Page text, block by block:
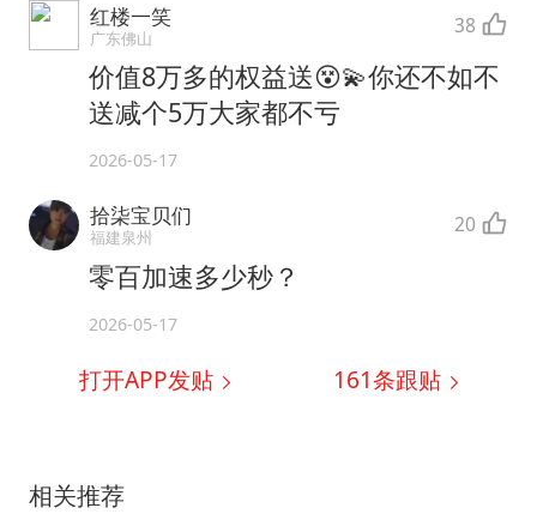
红楼一笑
广东佛山 38
价值8万多的权益送😵💫你还不如不
送减个5万大家都不亏
2026-05-17
拾柒宝贝们
福建泉州 20
零百加速多少秒？
2026-05-17
打开APP发贴 161条跟贴
相关推荐